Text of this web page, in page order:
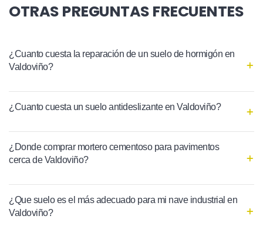
OTRAS PREGUNTAS FRECUENTES
¿Cuanto cuesta la reparación de un suelo de hormigón en
Valdoviño?
¿Cuanto cuesta un suelo antideslizante en Valdoviño?
¿Donde comprar mortero cementoso para pavimentos
cerca de Valdoviño?
¿Que suelo es el más adecuado para mi nave industrial en
Valdoviño?